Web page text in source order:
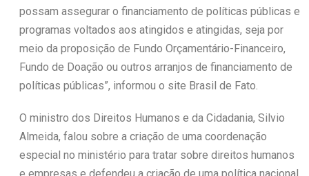
possam assegurar o financiamento de políticas públicas e
programas voltados aos atingidos e atingidas, seja por
meio da proposição de Fundo Orçamentário-Financeiro,
Fundo de Doação ou outros arranjos de financiamento de
políticas públicas”, informou o site Brasil de Fato.
O ministro dos Direitos Humanos e da Cidadania, Silvio
Almeida, falou sobre a criação de uma coordenação
especial no ministério para tratar sobre direitos humanos